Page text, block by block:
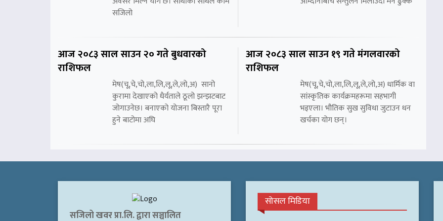
सजिलो
आज २०८३ साल साउन २० गते बुधवारको
राशिफल
मेष(चू,चे,चो,ला,लि,लू,ले,लो,अ) सानो
कुरामा देखाएको धैर्यताले ठूलो झन्झटबाट
जोगाउनेछ। बनाएको योजना बिस्तारै पूरा
हुने बाटोमा अघि
आज २०८३ साल साउन १९ गते मंगलवारको
राशिफल
मेष(चू,चे,चो,ला,लि,लू,ले,लो,अ) धार्मिक वा
सांस्कृतिक कार्यक्रमहरूमा सहभागी
भइएला। भौतिक सुख सुविधा जुटाउन धन
खर्चका योग छन्।
सजिलो खवर प्रा.लि. द्वारा सञ्चालित
सोसल मिडिया